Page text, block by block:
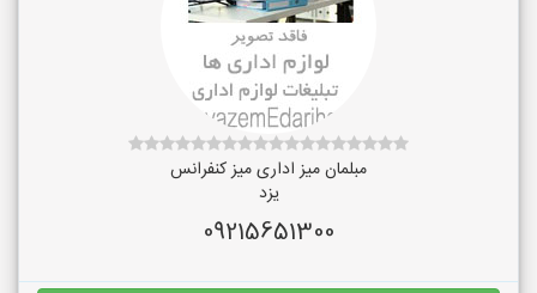
مبلمان میز اداری میز کنفرانس
یزد
09215651300